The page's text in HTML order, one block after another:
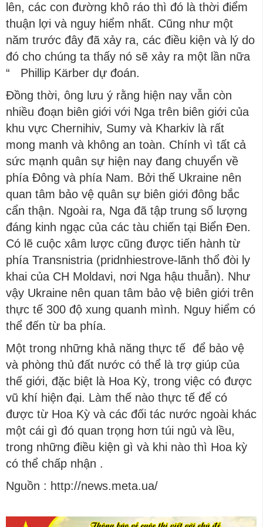
lên, các con đường khô ráo thì đó là thời điểm
thuận lợi và nguy hiểm nhất. Cũng như một
năm trước đây đã xảy ra, các điều kiện và lý do
đó cho chúng ta thấy nó sẽ xảy ra một lần nữa
“ Phillip Kärber dự đoán.
Đồng thời, ông lưu ý rằng hiện nay vẫn còn
nhiều đoạn biên giới với Nga trên biên giới của
khu vực Chernihiv, Sumy và Kharkiv là rất
mong manh và không an toàn. Chính vì tất cả
sức mạnh quân sự hiện nay đang chuyển về
phía Đông và phía Nam. Bởi thế Ukraine nên
quan tâm bảo vệ quân sự biên giới đông bắc
cẩn thận. Ngoài ra, Nga đã tập trung số lượng
đáng kinh ngạc của các tàu chiến tại Biển Đen.
Có lẽ cuộc xâm lược cũng được tiến hành từ
phía Transnistria (pridnhiestrove-lãnh thổ đòi ly
khai của CH Moldavi, nơi Nga hậu thuẫn). Như
vậy Ukraine nên quan tâm bảo vệ biên giới trên
thực tế 300 độ xung quanh mình. Nguy hiểm có
thể đến từ ba phía.
Một trong những khả năng thực tế để bảo vệ
và phòng thủ đất nước có thể là trợ giúp của
thế giới, đặc biệt là Hoa Kỳ, trong việc có được
vũ khí hiện đại. Làm thế nào thực tế để có
được từ Hoa Kỳ và các đối tác nước ngoài khác
một cái gì đó quan trọng hơn túi ngủ và lều,
trong những điều kiện gì và khi nào thì Hoa kỳ
có thể chấp nhận .
Nguồn : http://news.meta.ua/